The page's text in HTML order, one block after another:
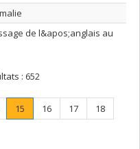
de l&apos;anglais au
: 652
Page
15
Page
Page
16 Page
17 Page
18